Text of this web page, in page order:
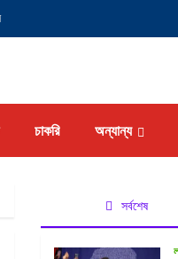
যুক্তরাষ্ট্রে ‘বিস্ফোরণধর্মী ডায়রিয়া’
চাকরি অন্যান্য
সর্বশেষ